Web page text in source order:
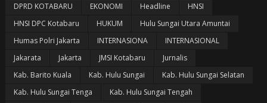
DPRD KOTABARU
EKONOMI Headline
HNSI
HNSI DPC Kotabaru
HUKUM
Hulu Sungai Utara Amuntai
Humas Polri Jakarta
INTERNASIONA
INTERNASIONAL
Jakarata
Jakarta JMSI Kotabaru
Jurnalis
Kab. Barito Kuala
Kab. Hulu Sungai
Kab. Hulu Sungai Selatan
Kab. Hulu Sungai Tenga
Kab. Hulu Sungai Tengah